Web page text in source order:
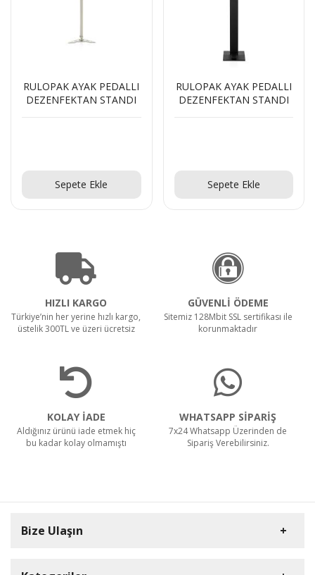
PEDALLI
STANDI
RULOPAK AYAK PEDALLI
DEZENFEKTAN STANDI
RULOPAK
HIZLI KARGO
Türkiye’nin her yerine hızlı kargo,
üstelik 300TL ve üzeri ücretsiz
GÜVENLİ ÖDEME
Sitemiz 128Mbit SSL sertifikası ile
korunmaktadır
KOLAY İADE
Aldığınız ürünü iade etmek hiç
bu kadar kolay olmamıştı
WHATSAPP SİPARİŞ
7x24 Whatsapp Üzerinden de
Sipariş Verebilirsiniz.
Bize Ulaşın